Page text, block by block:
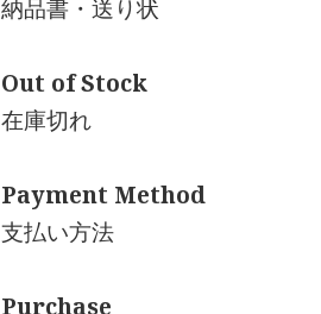
納品書・送り状
Out of Stock
在庫切れ
Payment Method
支払い方法
Purchase